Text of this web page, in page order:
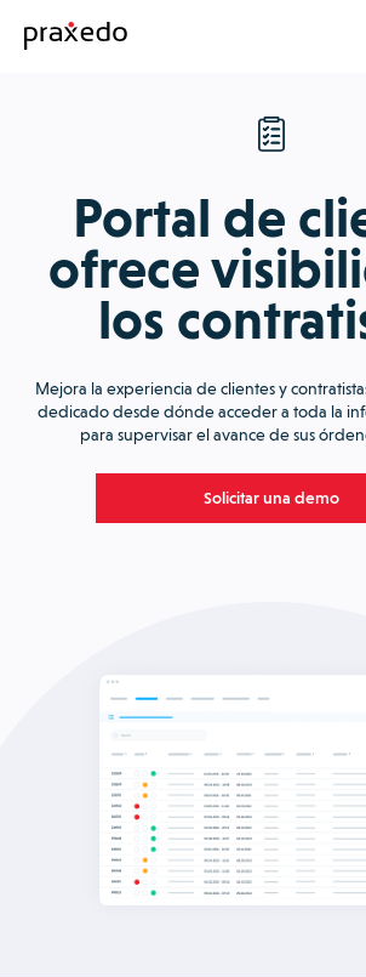
Portal de
ofrece
los
Mejora la experiencia de clientes y
dedicado desde dónde acceder a toda la
para supervisar el avance de sus
Solicitar una demo